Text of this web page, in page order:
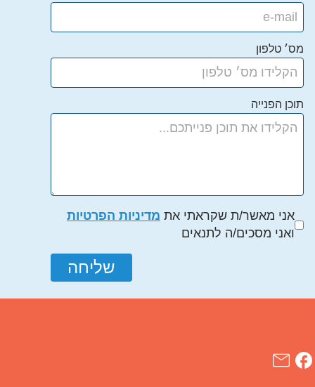
מס׳ טלפון
תוכן הפנייה
אני מאשר/ת שקראתי את מדיניות הפרטיות
ואני מסכים/ה לתנאים
שליחה